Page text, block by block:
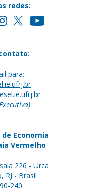
redes:
para:
Economia
Vermelho
226 - Urca
RJ - Brasil
240